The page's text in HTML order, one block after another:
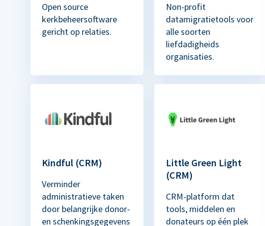
Open source
kerkbeheersoftware
gericht op relaties.
Non-profit
datamigratietools voor
alle soorten
liefdadigheids
organisaties.
Kindful (CRM)
Verminder
administratieve taken
door belangrijke donor-
en schenkingsgegevens
Little Green Light
(CRM)
CRM-platform dat
tools, middelen en
donateurs op één plek